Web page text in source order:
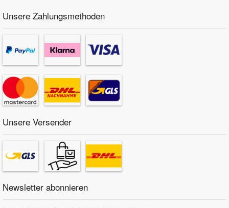
Unsere Zahlungsmethoden
Unsere Versender
Newsletter abonnieren